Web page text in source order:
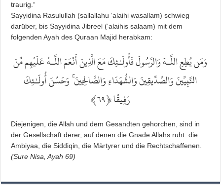
traurig.“
Sayyidina Rasulullah (sallallahu ‘alaihi wasallam) schwieg
darüber, bis Sayyidina Jibreel (‘alaihis salaam) mit dem
folgenden Ayah des Quraan Majid herabkam:
وَمَن يُطِعِ اللَّـهَ وَالرَّسُولَ فَأُولَـٰئِكَ مَعَ الَّذِينَ أَنْعَمَ اللَّـهُ عَلَيْهِم مِّنَ
النَّبِيِّينَ وَالصِّدِّيقِينَ وَالشُّهَدَاءِ وَالصَّالِحِينَۚوَحَسُنَ أُولَـٰئِكَ
رَفِيقًا﴿٦٩﴾
Diejenigen, die Allah und dem Gesandten gehorchen, sind in
der Gesellschaft derer, auf denen die Gnade Allahs ruht: die
Ambiyaa, die Siddiqin, die Märtyrer und die Rechtschaffenen.
(Sure Nisa, Ayah 69)